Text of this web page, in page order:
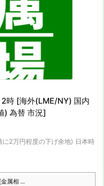
時 [海外(LME/NY) 国内
) 為替 市況]
2万円程度の下げ余地) 日本時
[金属相 ...